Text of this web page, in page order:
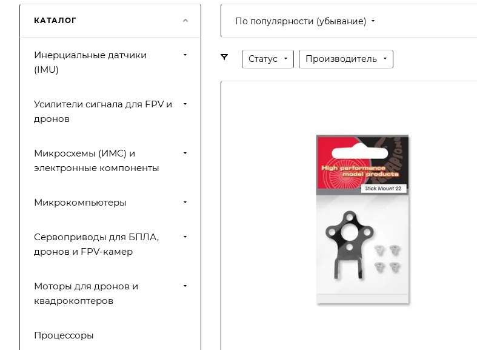
По популярности (убывание)
Статус Производитель
КАТАЛОГ
Инерциальные датчики
(IMU)
Усилители сигнала для FPV и
дронов
Микросхемы (ИМС) и
электронные компоненты
Микрокомпьютеры
Сервоприводы для БПЛА,
дронов и FPV-камер
Моторы для дронов и
квадрокоптеров
Процессоры